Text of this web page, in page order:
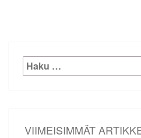
Etsi:
VIIMEISIMMÄT